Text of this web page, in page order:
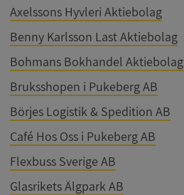
Axelssons Hyvleri Aktiebolag
Benny Karlsson Last Aktiebolag
Bohmans Bokhandel Aktiebolag
Bruksshopen i Pukeberg AB
Börjes Logistik & Spedition AB
Café Hos Oss i Pukeberg AB
Flexbuss Sverige AB
Glasrikets Älgpark AB